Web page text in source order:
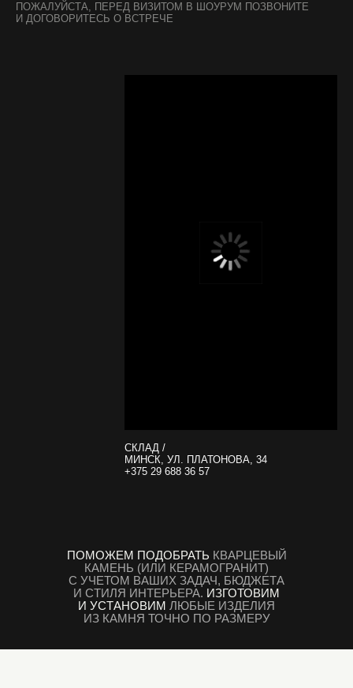
ПОЖАЛУЙСТА, ПЕРЕД ВИЗИТОМ В ШОУРУМ ПОЗВОНИТЕ
И ДОГОВОРИТЕСЬ О ВСТРЕЧЕ
СКЛАД /
МИНСК, УЛ. ПЛАТОНОВА, 34
+375 29 688 36 57
ПОМОЖЕМ ПОДОБРАТЬ КВАРЦЕВЫЙ
КАМЕНЬ (ИЛИ КЕРАМОГРАНИТ)
С УЧЕТОМ ВАШИХ ЗАДАЧ, БЮДЖЕТА
И СТИЛЯ ИНТЕРЬЕРА. ИЗГОТОВИМ
И УСТАНОВИМ ЛЮБЫЕ ИЗДЕЛИЯ
ИЗ КАМНЯ ТОЧНО ПО РАЗМЕРУ